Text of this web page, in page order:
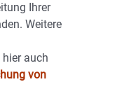
Ihrer
Weitere
hier auch
von